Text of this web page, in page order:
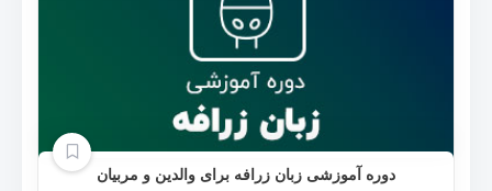
دوره آموزشی زبان زرافه برای والدین و مربیان